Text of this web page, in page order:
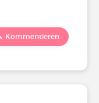
Kommentieren